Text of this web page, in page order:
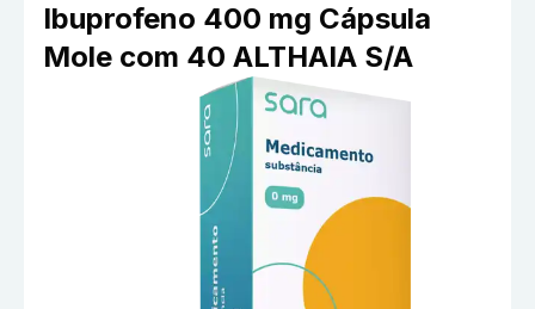
Ibuprofeno 400 mg Cápsula
Mole com 40 ALTHAIA S/A